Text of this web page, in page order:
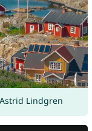
Lindgren